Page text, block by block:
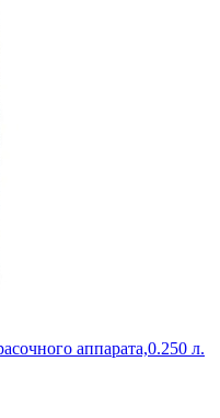
аппарата,0.250 л.